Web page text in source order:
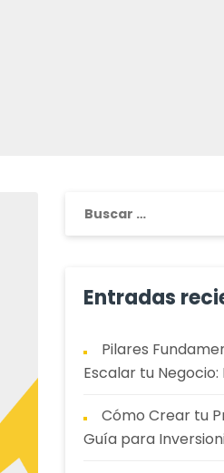
Entradas
Pilares
Escalar tu
Cómo Crear tu
Guía para